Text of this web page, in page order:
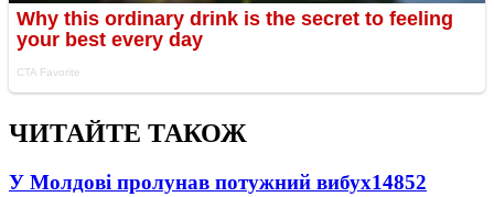
ЧИТАЙТЕ ТАКОЖ
У Молдові пролунав потужний вибух14852